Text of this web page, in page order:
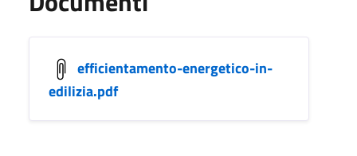
efficientamento-energetico-in-
edilizia.pdf